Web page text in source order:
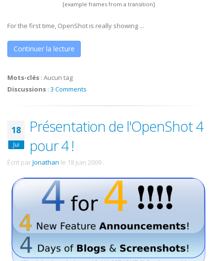
[example frames from a transition]
For the first time, OpenShot is really showing ...
Continuer la lecture
Mots-clés : Aucun tag
Discussions : 3 Comments
18
Jui
Présentation de l'OpenShot 4
pour 4 !
Écrit parJonathan le 18 juin 2009 .